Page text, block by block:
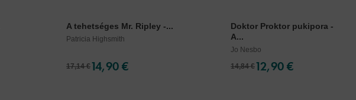
A tehetséges Mr. Ripley -...
Patricia Highsmith
17,14 €14,90 €
Doktor Proktor pukipora -
A...
Jo Nesbo
14,84 €12,90 €